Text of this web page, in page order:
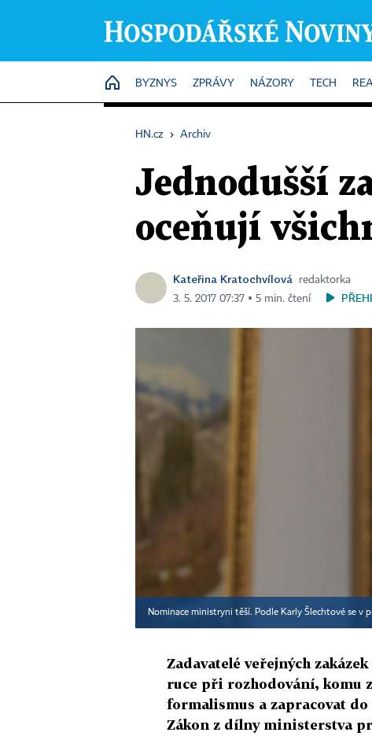
HOME
BYZNYS ZPRÁVY NÁZORY TECH
HN.cz › Archiv
Jednodušší
oceňují
Kateřina Kratochvílová
redaktorka
3. 5. 2017 07:37 ▪ 5 min. čtení
Nominace ministryni těší. Podle Karly Šlechtové se v
Zadavatelé veřejných
ruce při rozhodování, komu
formalismus a zapracovat do
Zákon z dílny ministerstva